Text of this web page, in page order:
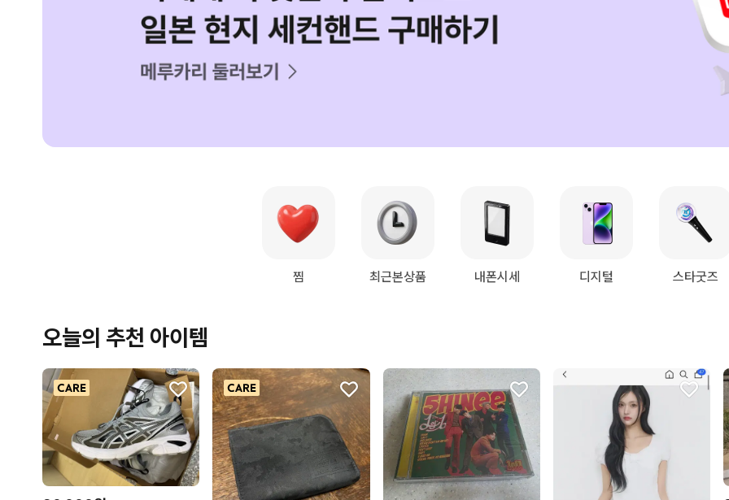
찜 최근본상품 내폰시세 디지털 스타굿즈
오늘의 추천 아이템